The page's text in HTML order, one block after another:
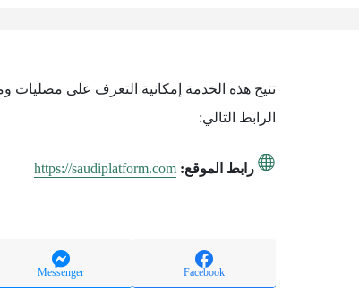
الرابط التالي:
رابط الموقع: https://saudiplatform.com
Facebook
Messenger